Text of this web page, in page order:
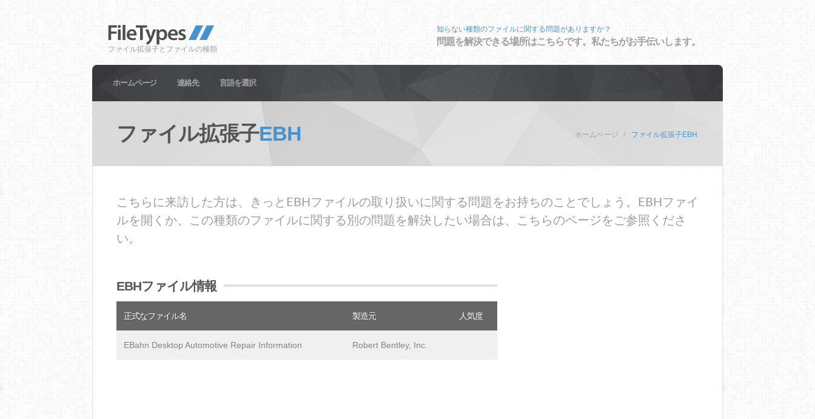
ファイル拡張子とファイルの種類
知らない種類のファイルに関する問題がありますか？
問題を解決できる場所はこちらです。私たちがお手伝いします。
ホームページ 連絡先 言語を選択
ファイル拡張子EBH ホームページ ファイル拡張子EBH
こちらに来訪した方は、きっとEBHファイルの取り扱いに関する問題をお持ちのことでしょう。EBHファイ
ルを開くか、この種類のファイルに関する別の問題を解決したい場合は、こちらのページをご参照くださ
い。
EBHファイル情報
正式なファイル名 製造元 人気度
EBahn Desktop Automotive Repair Information Robert Bentley, Inc.